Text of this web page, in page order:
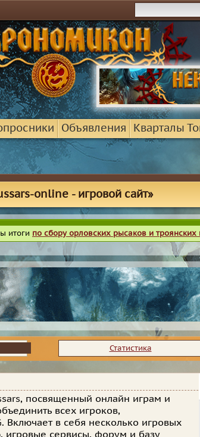
Объявления Кварталы
online - игровой сайт»
итоги по сбору орловских рысаков и троянских
Статистика
посвященный онлайн играм и
всех игроков,
Включает в себя несколько игровых
игровые сервисы, форум и базу